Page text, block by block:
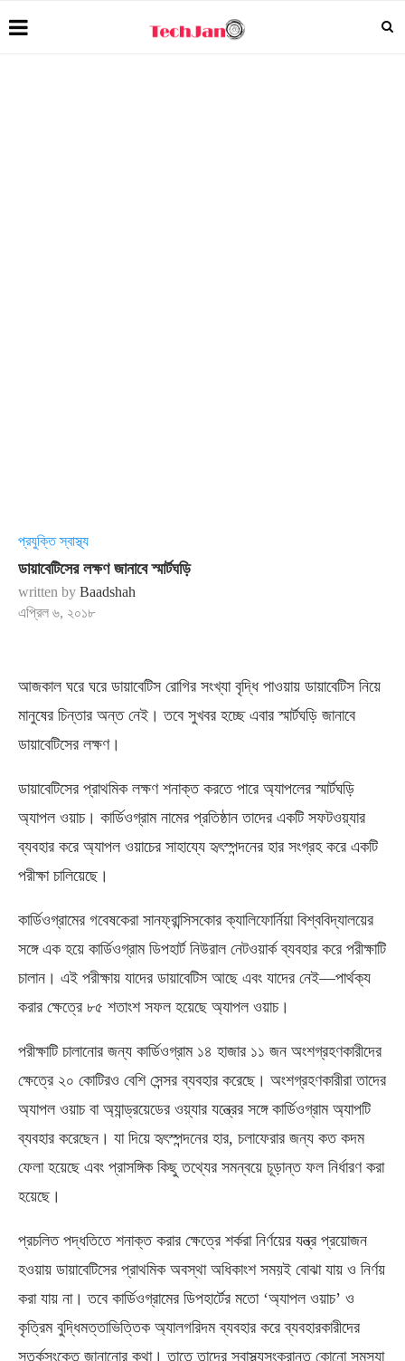
প্রযুক্তি স্বাস্থ্য
ডায়াবেটিসের লক্ষণ জানাবে স্মার্টঘড়ি
written by Baadshah
এপ্রিল ৬, ২০১৮
আজকাল ঘরে ঘরে ডায়াবেটিস রোগির সংখ্যা বৃদ্ধি পাওয়ায় ডায়াবেটিস নিয়ে
মানুষের চিন্তার অন্ত নেই। তবে সুখবর হচ্ছে এবার স্মার্টঘড়ি জানাবে
ডায়াবেটিসের লক্ষণ।
ডায়াবেটিসের প্রাথমিক লক্ষণ শনাক্ত করতে পারে অ্যাপলের স্মার্টঘড়ি
অ্যাপল ওয়াচ। কার্ডিওগ্রাম নামের প্রতিষ্ঠান তাদের একটি সফটওয়্যার
ব্যবহার করে অ্যাপল ওয়াচের সাহায্যে হৃৎস্পন্দনের হার সংগ্রহ করে একটি
পরীক্ষা চালিয়েছে।
কার্ডিওগ্রামের গবেষকেরা সানফ্রান্সিসকোর ক্যালিফোর্নিয়া বিশ্ববিদ্যালয়ের
সঙ্গে এক হয়ে কার্ডিওগ্রাম ডিপহার্ট নিউরাল নেটওয়ার্ক ব্যবহার করে পরীক্ষাটি
চালান। এই পরীক্ষায় যাদের ডায়াবেটিস আছে এবং যাদের নেই—পার্থক্য
করার ক্ষেত্রে ৮৫ শতাংশ সফল হয়েছে অ্যাপল ওয়াচ।
পরীক্ষাটি চালানোর জন্য কার্ডিওগ্রাম ১৪ হাজার ১১ জন অংশগ্রহণকারীদের
ক্ষেত্রে ২০ কোটিরও বেশি সেন্সর ব্যবহার করেছে। অংশগ্রহণকারীরা তাদের
অ্যাপল ওয়াচ বা অ্যান্ড্রয়েডের ওয়্যার যন্ত্রের সঙ্গে কার্ডিওগ্রাম অ্যাপটি
ব্যবহার করেছেন। যা দিয়ে হৃৎস্পন্দনের হার, চলাফেরার জন্য কত কদম
ফেলা হয়েছে এবং প্রাসঙ্গিক কিছু তথ্যের সমন্বয়ে চূড়ান্ত ফল নির্ধারণ করা
হয়েছে।
প্রচলিত পদ্ধতিতে শনাক্ত করার ক্ষেত্রে শর্করা নির্ণয়ের যন্ত্র প্রয়োজন
হওয়ায় ডায়াবেটিসের প্রাথমিক অবস্থা অধিকাংশ সময়ই বোঝা যায় ও নির্ণয়
করা যায় না। তবে কার্ডিওগ্রামের ডিপহার্টের মতো ‘অ্যাপল ওয়াচ’ ও
কৃত্রিম বুদ্ধিমত্তাভিত্তিক অ্যালগরিদম ব্যবহার করে ব্যবহারকারীদের
সতর্কসংকেত জানানোর কথা। তাতে তাদের স্বাস্থ্যসংক্রান্ত কোনো সমস্যা